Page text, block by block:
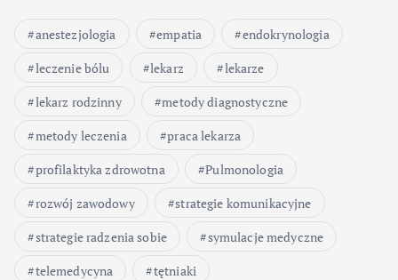
anestezjologia empatia
endokrynologia
leczenie bólu
lekarz
lekarze
lekarz rodzinny
metody diagnostyczne
metody leczenia
praca lekarza
profilaktyka zdrowotna
Pulmonologia
rozwój zawodowy
strategie komunikacyjne
strategie radzenia sobie
symulacje medyczne
telemedycyna
tętniaki